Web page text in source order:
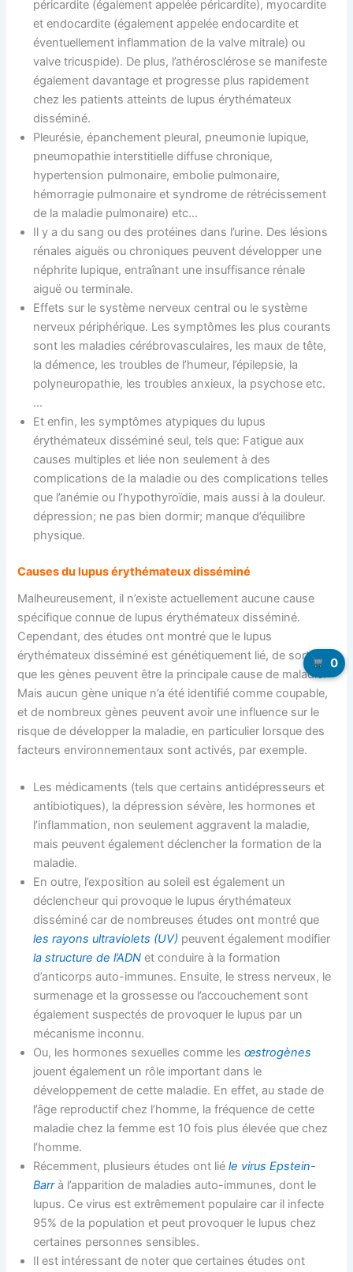
péricardite (également appelée péricardite), myocardite
et endocardite (également appelée endocardite et
éventuellement inflammation de la valve mitrale) ou
valve tricuspide). De plus, l’athérosclérose se manifeste
également davantage et progresse plus rapidement
chez les patients atteints de lupus érythémateux
disséminé.
Pleurésie, épanchement pleural, pneumonie lupique,
pneumopathie interstitielle diffuse chronique,
hypertension pulmonaire, embolie pulmonaire,
hémorragie pulmonaire et syndrome de rétrécissement
de la maladie pulmonaire) etc…
Il y a du sang ou des protéines dans l’urine. Des lésions
rénales aiguës ou chroniques peuvent développer une
néphrite lupique, entraînant une insuffisance rénale
aiguë ou terminale.
Effets sur le système nerveux central ou le système
nerveux périphérique. Les symptômes les plus courants
sont les maladies cérébrovasculaires, les maux de tête,
la démence, les troubles de l’humeur, l’épilepsie, la
polyneuropathie, les troubles anxieux, la psychose etc.
…
Et enfin, les symptômes atypiques du lupus
érythémateux disséminé seul, tels que: Fatigue aux
causes multiples et liée non seulement à des
complications de la maladie ou des complications telles
que l’anémie ou l’hypothyroïdie, mais aussi à la douleur.
dépression; ne pas bien dormir; manque d’équilibre
physique.
Causes du lupus érythémateux disséminé
Malheureusement, il n’existe actuellement aucune cause
spécifique connue de lupus érythémateux disséminé.
Cependant, des études ont montré que le lupus
érythémateux disséminé est génétiquement lié, de sorte
que les gènes peuvent être la principale cause de maladie.
Mais aucun gène unique n’a été identifié comme coupable,
et de nombreux gènes peuvent avoir une influence sur le
risque de développer la maladie, en particulier lorsque des
facteurs environnementaux sont activés, par exemple.
Les médicaments (tels que certains antidépresseurs et
antibiotiques), la dépression sévère, les hormones et
l’inflammation, non seulement aggravent la maladie,
mais peuvent également déclencher la formation de la
maladie.
En outre, l’exposition au soleil est également un
déclencheur qui provoque le lupus érythémateux
disséminé car de nombreuses études ont montré que
les rayons ultraviolets (UV) peuvent également modifier
la structure de l’ADN et conduire à la formation
d’anticorps auto-immunes. Ensuite, le stress nerveux, le
surmenage et la grossesse ou l’accouchement sont
également suspectés de provoquer le lupus par un
mécanisme inconnu.
Ou, les hormones sexuelles comme lesœstrogènes
jouent également un rôle important dans le
développement de cette maladie. En effet, au stade de
l’âge reproductif chez l’homme, la fréquence de cette
maladie chez la femme est 10 fois plus élevée que chez
l’homme.
Récemment, plusieurs études ont liéle virus Epstein-
Barrà l’apparition de maladies auto-immunes, dont le
lupus. Ce virus est extrêmement populaire car il infecte
95% de la population et peut provoquer le lupus chez
certaines personnes sensibles.
Il est intéressant de noter que certaines études ont
0